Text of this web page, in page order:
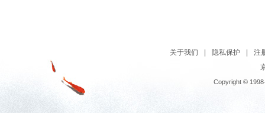
关于我们 隐私保护
注
Copyright ©